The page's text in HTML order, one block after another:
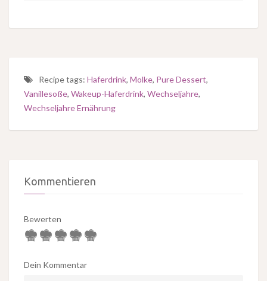
Recipe tags: Haferdrink, Molke, Pure Dessert,
Vanillesoße, Wakeup-Haferdrink, Wechseljahre,
Wechseljahre Ernährung
Kommentieren
Bewerten
Dein Kommentar